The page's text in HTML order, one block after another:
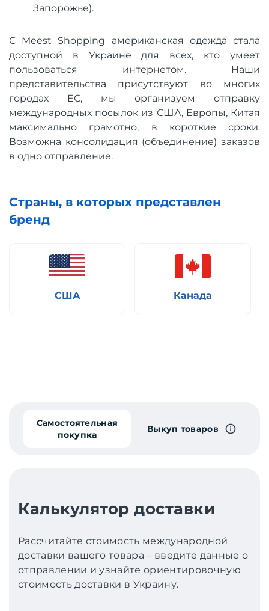
Запорожье).
С Meest Shopping американская одежда стала
доступной в Украине для всех, кто умеет
пользоваться интернетом. Наши
представительства присутствуют во многих
городах ЕС, мы организуем отправку
международных посылок из США, Европы, Китая
максимально грамотно, в короткие сроки.
Возможна консолидация (объединение) заказов
в одно отправление.
Страны, в которых представлен
бренд
США Канада
Самостоятельная
покупка
Выкуп товаров
Калькулятор доставки
Рассчитайте стоимость международной
доставки вашего товара – введите данные о
отправлении и узнайте ориентировочную
стоимость доставки в Украину.